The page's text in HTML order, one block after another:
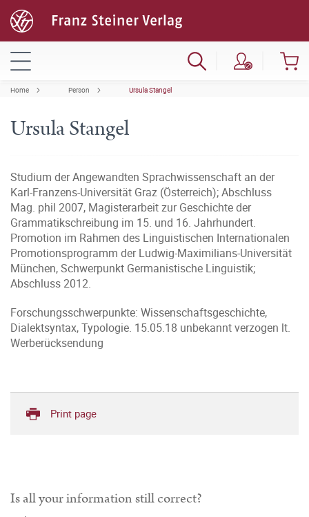
Home Person Ursula Stangel
Ursula Stangel
Studium der Angewandten Sprachwissenschaft an der
Karl-Franzens-Universität Graz (Österreich); Abschluss
Mag. phil 2007, Magisterarbeit zur Geschichte der
Grammatikschreibung im 15. und 16. Jahrhundert.
Promotion im Rahmen des Linguistischen Internationalen
Promotionsprogramm der Ludwig-Maximilians-Universität
München, Schwerpunkt Germanistische Linguistik;
Abschluss 2012.
Forschungsschwerpunkte: Wissenschaftsgeschichte,
Dialektsyntax, Typologie. 15.05.18 unbekannt verzogen lt.
Werberücksendung
Print page
Is all your information still correct?